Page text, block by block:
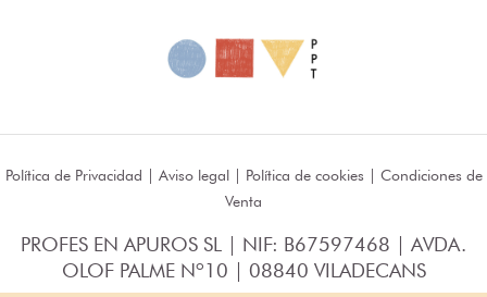
Política de Privacidad | Aviso legal| Política de cookies | Condiciones de
Venta
PROFES EN APUROS SL | NIF: B67597468 | AVDA.
OLOF PALME Nº10 | 08840 VILADECANS